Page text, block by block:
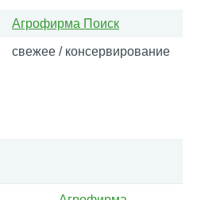
Агрофирма Поиск
свежее / консервирование